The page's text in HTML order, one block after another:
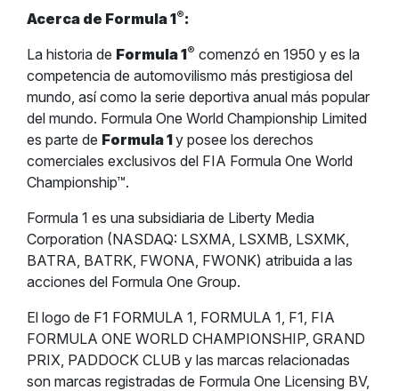
Acerca de Formula 1®:
La historia de Formula 1® comenzó en 1950 y es la
competencia de automovilismo más prestigiosa del
mundo, así como la serie deportiva anual más popular
del mundo. Formula One World Championship Limited
es parte de Formula 1y posee los derechos
comerciales exclusivos del FIA Formula One World
Championship™.
Formula 1 es una subsidiaria de Liberty Media
Corporation (NASDAQ: LSXMA, LSXMB, LSXMK,
BATRA, BATRK, FWONA, FWONK) atribuida a las
acciones del Formula One Group.
El logo de F1 FORMULA 1, FORMULA 1, F1, FIA
FORMULA ONE WORLD CHAMPIONSHIP, GRAND
PRIX, PADDOCK CLUB y las marcas relacionadas
son marcas registradas de Formula One Licensing BV,